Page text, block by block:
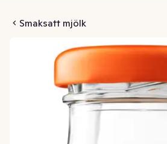
Smaksatt mjölk
Orginal